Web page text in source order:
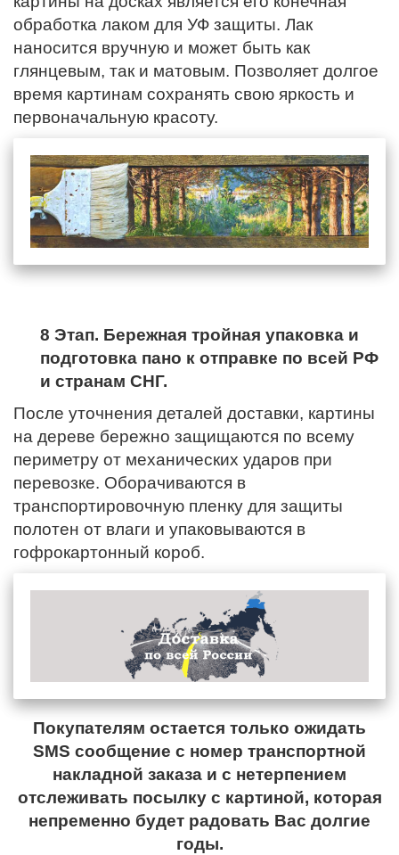
обработка лаком для УФ защиты. Лак
наносится вручную и может быть как
глянцевым, так и матовым. Позволяет долгое
время картинам сохранять свою яркость и
первоначальную красоту.
8 Этап. Бережная тройная упаковка и
подготовка пано к отправке по всей РФ
и странам СНГ.
После уточнения деталей доставки, картины
на дереве бережно защищаются по всему
периметру от механических ударов при
перевозке. Оборачиваются в
транспортировочную пленку для защиты
полотен от влаги и упаковываются в
гофрокартонный короб.
Покупателям остается только ожидать
SMS сообщение с номер транспортной
накладной заказа и с нетерпением
отслеживать посылку с картиной, которая
непременно будет радовать Вас долгие
годы.